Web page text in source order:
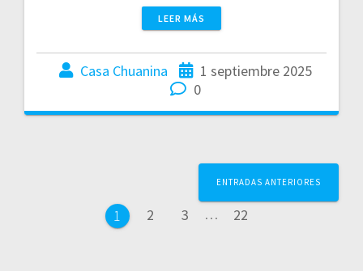
LEER MÁS
Casa Chuanina
1 septiembre 2025
0
1 2 3 … 22
ENTRADAS ANTERIORES